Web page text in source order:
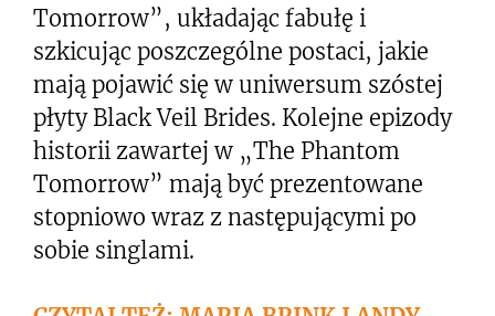
Tomorrow”, układając fabułę i
szkicując poszczególne postaci, jakie
mają pojawić się w uniwersum szóstej
płyty Black Veil Brides. Kolejne epizody
historii zawartej w „The Phantom
Tomorrow” mają być prezentowane
stopniowo wraz z następującymi po
sobie singlami.